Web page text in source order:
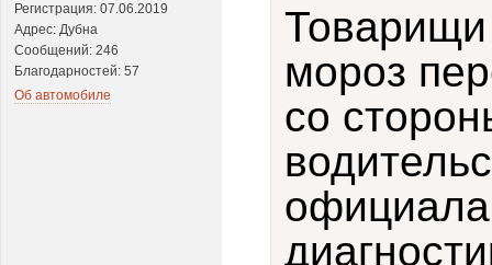
Регистрация: 07.06.2019
Адрес: Дубна
Сообщений: 246
Благодарностей: 57
Об автомобиле
Товарищи
мороз
со